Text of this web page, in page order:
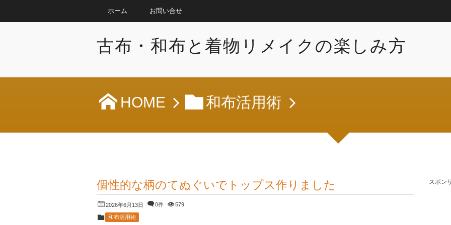
ホーム お問い合せ
古布・和布と着物リメイクの楽しみ方
HOME 和布活用術
個性的な柄のてぬぐいでトップス作りました
2026年6月13日 0件 579
和布活用術
スポン